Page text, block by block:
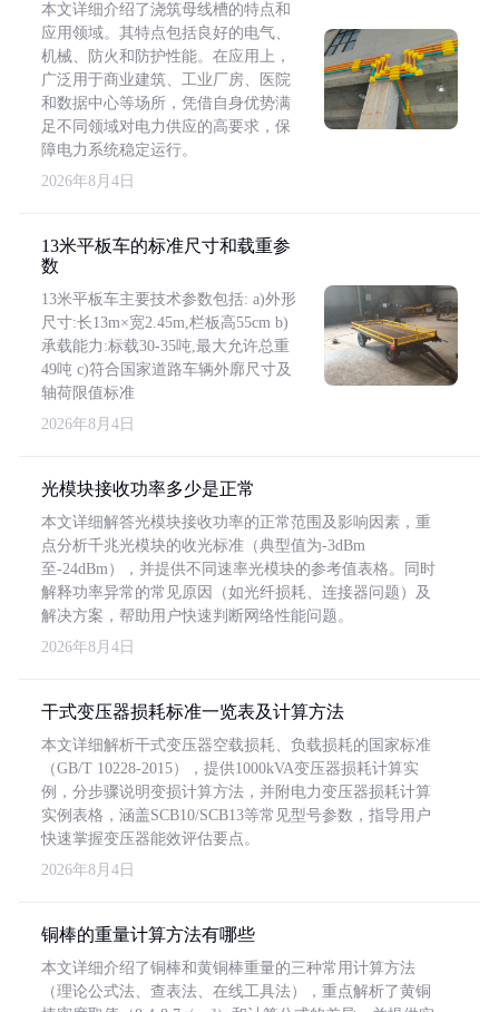
本文详细介绍了浇筑母线槽的特点和
应用领域。其特点包括良好的电气、
机械、防火和防护性能。在应用上，
广泛用于商业建筑、工业厂房、医院
和数据中心等场所，凭借自身优势满
足不同领域对电力供应的高要求，保
障电力系统稳定运行。
2026年8月4日
13米平板车的标准尺寸和载重参
数
13米平板车主要技术参数包括: a)外形
尺寸:长13m×宽2.45m,栏板高55cm b)
承载能力:标载30-35吨,最大允许总重
49吨 c)符合国家道路车辆外廓尺寸及
轴荷限值标准
2026年8月4日
光模块接收功率多少是正常
本文详细解答光模块接收功率的正常范围及影响因素，重
点分析千兆光模块的收光标准（典型值为-3dBm
至-24dBm），并提供不同速率光模块的参考值表格。同时
解释功率异常的常见原因（如光纤损耗、连接器问题）及
解决方案，帮助用户快速判断网络性能问题。
2026年8月4日
干式变压器损耗标准一览表及计算方法
本文详细解析干式变压器空载损耗、负载损耗的国家标准
（GB/T 10228-2015），提供1000kVA变压器损耗计算实
例，分步骤说明变损计算方法，并附电力变压器损耗计算
实例表格，涵盖SCB10/SCB13等常见型号参数，指导用户
快速掌握变压器能效评估要点。
2026年8月4日
铜棒的重量计算方法有哪些
本文详细介绍了铜棒和黄铜棒重量的三种常用计算方法
（理论公式法、查表法、在线工具法），重点解析了黄铜